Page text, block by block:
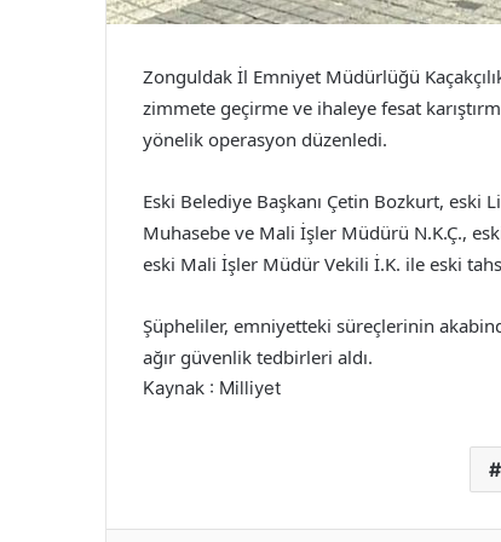
Zonguldak İl Emniyet Müdürlüğü
zimmete geçirme ve ihaleye fesat
yönelik operasyon düzenledi.
Eski Belediye Başkanı Çetin Bozkurt, eski
Muhasebe ve Mali İşler Müdürü N.K.Ç.,
eski Mali İşler Müdür Vekili İ.K. ile eski
Şüpheliler, emniyetteki süreçlerinin
ağır güvenlik tedbirleri aldı.
Kaynak : Milliyet